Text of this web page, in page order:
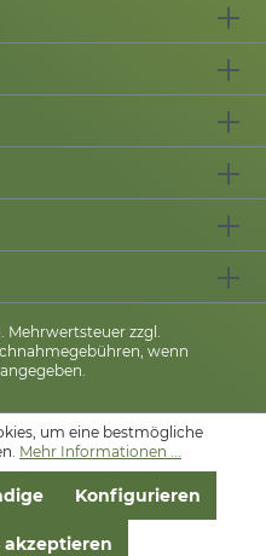
Mehrwertsteuer zzgl.
wenn
um eine bestmögliche
Mehr Informationen ...
Konfigurieren
akzeptieren